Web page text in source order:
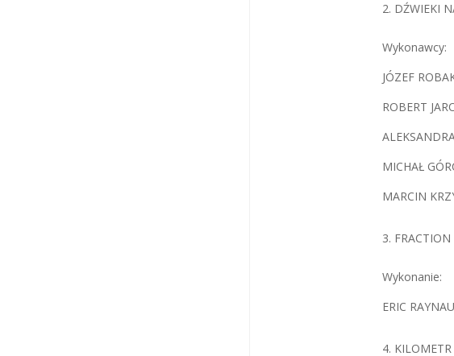
DŹWIEKI
Wykonawcy:
JÓZEF
ROBERT
MICHAŁ
MARCIN
Wykonanie:
ERIC